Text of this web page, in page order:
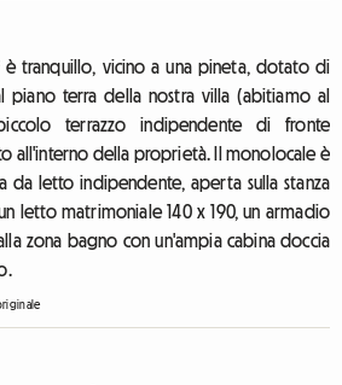
è tranquillo, vicino a una pineta, dotato di
piano terra della nostra villa (abitiamo al
terrazzo indipendente di fronte
all'interno della proprietà. Il monolocale è
da letto indipendente, aperta sulla stanza
letto matrimoniale 140 x 190, un armadio
zona bagno con un'ampia cabina doccia